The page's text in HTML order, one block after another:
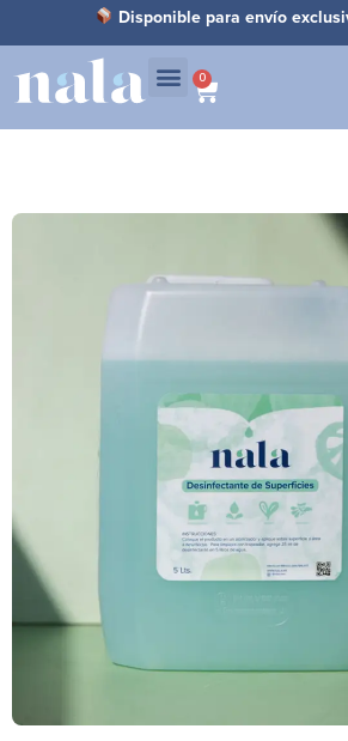
al
contenido
Disponible para envío
0
Carrito